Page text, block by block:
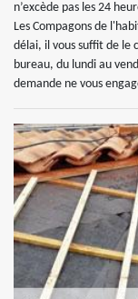
n’excède pas les 24
Les Compagons de
délai, il vous suffit de le
bureau, du lundi au
demande ne vous